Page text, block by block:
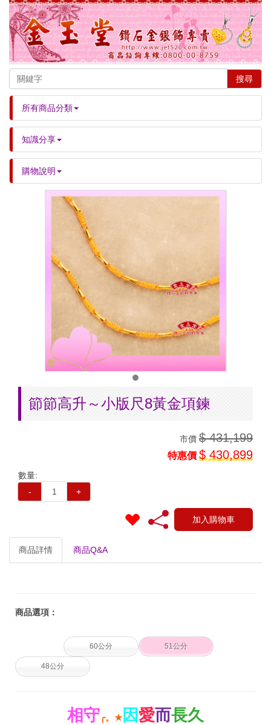
搜尋
所有商品分類
知識分享
購物說明
節節高升～小版尺8黃金項鍊
市價 $ 431,199
特惠價 $ 430,899
數量:
-
+
加入購物車
商品詳情 商品Q&A
商品選項：
60公分 51公分
48公分
相守 ╭。 ★因愛而長久